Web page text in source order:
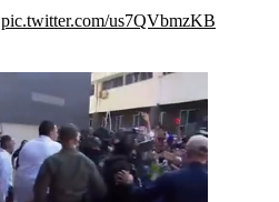
pic.twitter.com/us7QVbmzKB